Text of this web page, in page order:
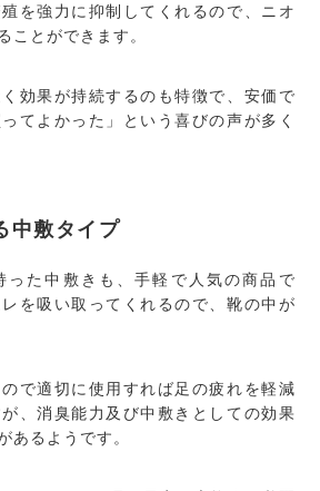
を強力に抑制してくれるので、ニオ
ことができます。
効果が持続するのも特徴で、安価で
てよかった」という喜びの声が多く
中敷タイプ
った中敷きも、手軽で人気の商品で
を吸い取ってくれるので、靴の中が
で適切に使用すれば足の疲れを軽減
、消臭能力及び中敷きとしての効果
あるようです。